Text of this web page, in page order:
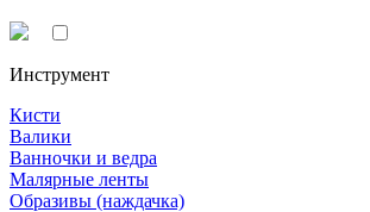
Инструмент
Кисти
Валики
Ванночки и ведра
Малярные ленты
Образивы (наждачка)